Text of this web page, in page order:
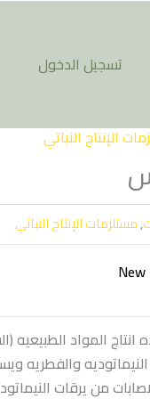
تسجيل الدخول
الإنتاج النباتي
,مستلزمات الإنتاج النباتي
المواد الطبيعيه
النيماتوديه والفطريه
من يرقات